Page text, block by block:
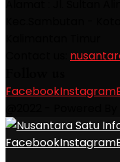
FacebookInstagram
FacebookInstagram